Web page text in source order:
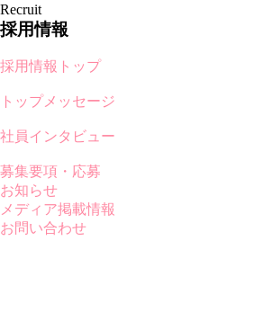
Recruit
採用情報
採用情報トップ
トップメッセージ
社員インタビュー
募集要項・応募
お知らせ
メディア掲載情報
お問い合わせ